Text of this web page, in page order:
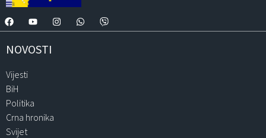
NOVOSTI
Vijesti
BiH
Politika
Crna hronika
Svijet